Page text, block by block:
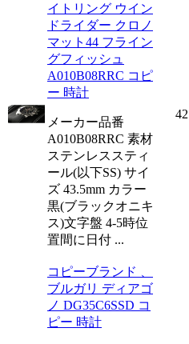
イトリング ウイン
ドライダー クロノ
マット44 フライン
グフィッシュ
A010B08RRC コピ
ー 時計
メーカー品番
A010B08RRC 素材
ステンレススティ
ール(以下SS) サイ
ズ 43.5mm カラー
黒(ブラックオニキ
ス)文字盤 4-5時位
置間に日付 ...
42
コピーブランド 、
ブルガリ ディアゴ
ノ DG35C6SSD コ
ピー 時計